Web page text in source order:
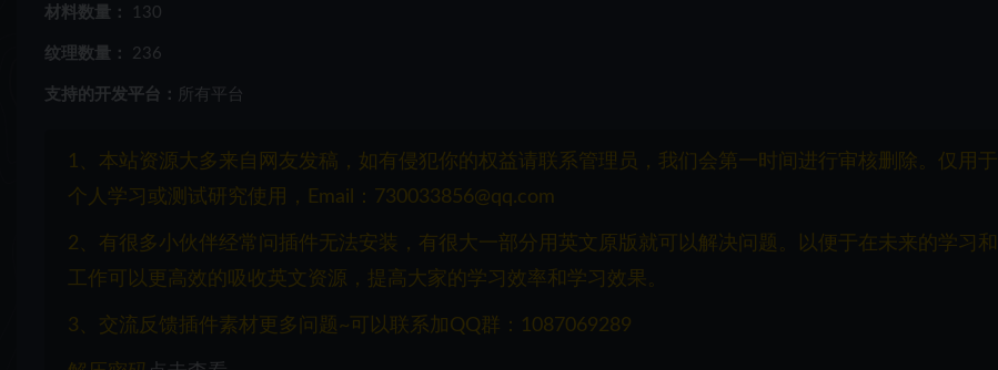
材料数量： 130
纹理数量： 236
支持的开发平台： 所有平台
1、本站资源大多来自网友发稿，如有侵犯你的权益请联系管理员，我们会第一时间进行审核删除。仅用于
个人学习或测试研究使用，Email：730033856@qq.com
2、有很多小伙伴经常问插件无法安装，有很大一部分用英文原版就可以解决问题。以便于在未来的学习和
工作可以更高效的吸收英文资源，提高大家的学习效率和学习效果。
3、交流反馈插件素材更多问题~可以联系加QQ群：1087069289